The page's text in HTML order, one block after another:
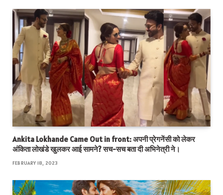
Ankita Lokhande Came Out in front: अपनी प्रेगनेंसी को लेकर
अंकिता लोखंडे खुलकर आई सामने? सच-सच बता दी अभिनेत्री ने।
FEBRUARY 18, 2023